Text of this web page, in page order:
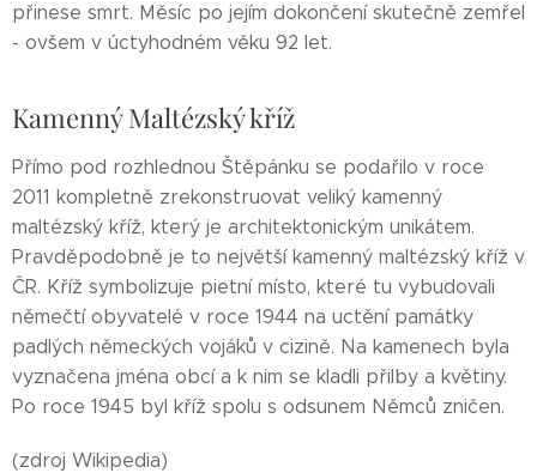
přinese smrt. Měsíc po jejím dokončení skutečně zemřel
- ovšem v úctyhodném věku 92 let.
Kamenný Maltézský kříž
Přímo pod rozhlednou Štěpánku se podařilo v roce
2011 kompletně zrekonstruovat veliký kamenný
maltézský kříž, který je architektonickým unikátem.
Pravděpodobně je to největší kamenný maltézský kříž v
ČR. Kříž symbolizuje pietní místo, které tu vybudovali
němečtí obyvatelé v roce 1944 na uctění památky
padlých německých vojáků v cizině. Na kamenech byla
vyznačena jména obcí a k nim se kladli přilby a květiny.
Po roce 1945 byl kříž spolu s odsunem Němců zničen.
(zdroj Wikipedia)